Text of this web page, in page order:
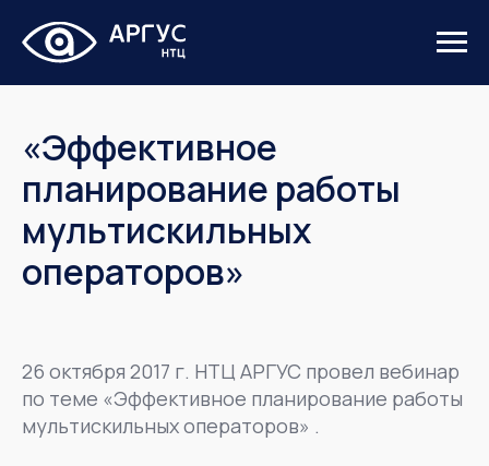
«Эффективное
планирование работы
мультискильных
операторов»
26 октября 2017 г. НТЦ АРГУС провел вебинар
по теме «Эффективное планирование работы
мультискильных операторов» .